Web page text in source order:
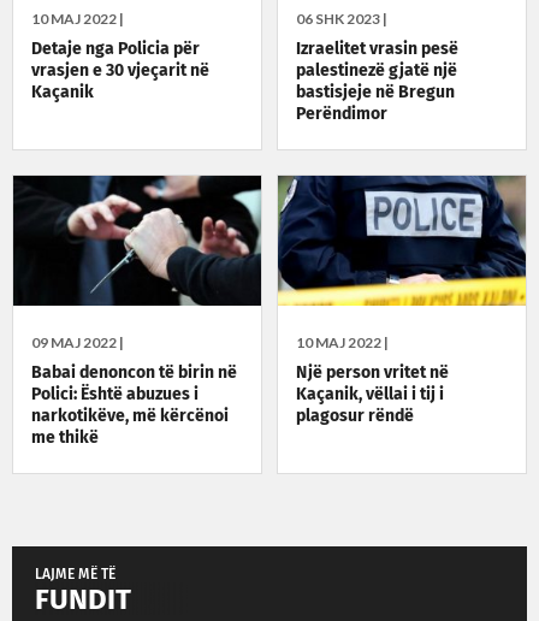
06 SHK 2023 |
Izraelitet vrasin pesë
palestinezë gjatë një
bastisjeje në Bregun
Perëndimor
10 MAJ 2022 |
Detaje nga Policia për
vrasjen e 30 vjeçarit në
Kaçanik
10 MAJ 2022 |
Një person vritet në
Kaçanik, vëllai i tij i
plagosur rëndë
09 MAJ 2022 |
Babai denoncon të birin në
Polici: Është abuzues i
narkotikëve, më kërcënoi
me thikë
LAJME MË TË
FUNDIT